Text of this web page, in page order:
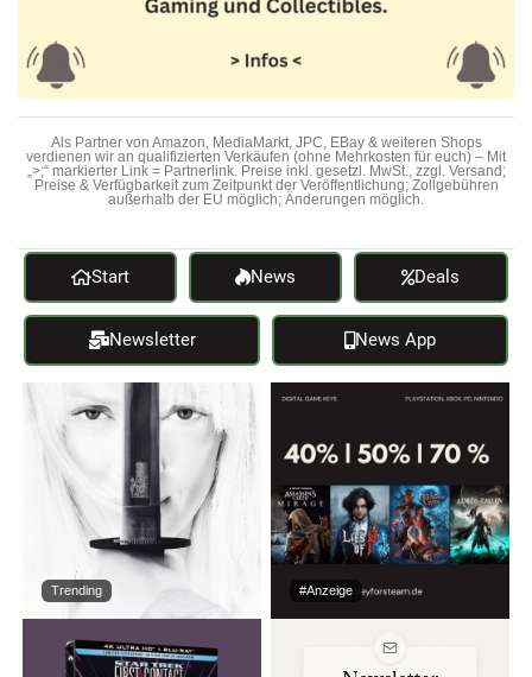
Als Partner von Amazon, MediaMarkt, JPC, EBay & weiteren Shops
verdienen wir an qualifizierten Verkäufen (ohne Mehrkosten für euch) – Mit
„>;“ markierter Link = Partnerlink. Preise inkl. gesetzl. MwSt., zzgl. Versand;
Preise & Verfügbarkeit zum Zeitpunkt der Veröffentlichung; Zollgebühren
außerhalb der EU möglich; Änderungen möglich.
Start News Deals
Newsletter News App
Trending #Anzeige